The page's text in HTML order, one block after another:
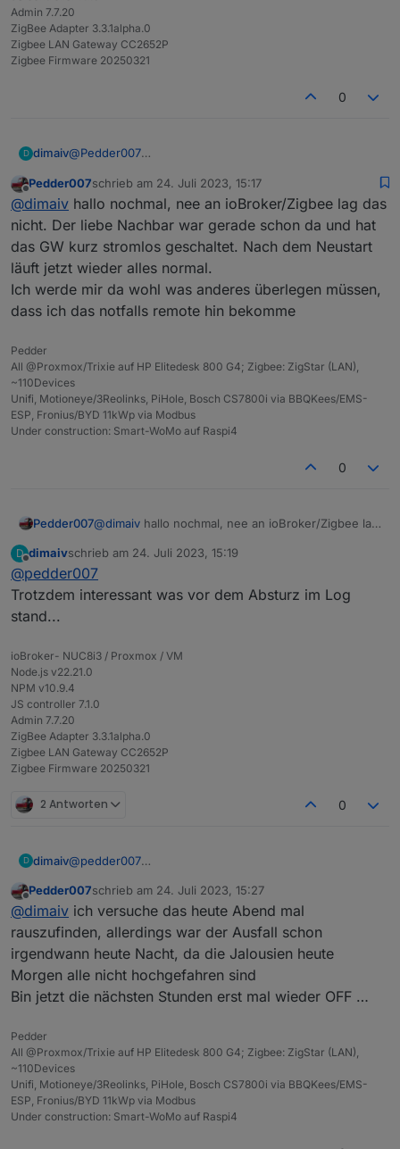
Admin 7.7.20
ZigBee Adapter 3.3.1alpha.0
Zigbee LAN Gateway CC2652P
Zigbee Firmware 20250321
0
D dimaiv@Pedder007
kommst, heißt es hoch wahrscheinlich dass deine
Zigbee Instanz hat sich verabschiedet und nicht das
Gateway.
Ohne Logs vom IoBroker kann man nicht viel
weiterhelfen.
Einfach so Stecker ziehen kann immer zu schweren
Folgen führen !!!
Offline
Pedder007schrieb am 24. Juli 2023, 15:17
zuletzt editiert von
@dimaiv hallo nochmal, nee an ioBroker/Zigbee lag das
nicht. Der liebe Nachbar war gerade schon da und hat
das GW kurz stromlos geschaltet. Nach dem Neustart
läuft jetzt wieder alles normal.
Ich werde mir da wohl was anderes überlegen müssen,
dass ich das notfalls remote hin bekomme
Pedder
All @Proxmox/Trixie auf HP Elitedesk 800 G4; Zigbee: ZigStar (LAN),
~110Devices
Unifi, Motioneye/3Reolinks, PiHole, Bosch CS7800i via BBQKees/EMS-
ESP, Fronius/BYD 11kWp via Modbus
Under construction: Smart-WoMo auf Raspi4
0
Pedder007@dimaiv hallo nochmal, nee an ioBroker/Zigbee lag
und hat das GW kurz stromlos geschaltet. Nach
dem Neustart läuft jetzt wieder alles normal.
Ich werde mir da wohl was anderes überlegen
müssen, dass ich das notfalls remote hin bekomme
D
Offline
dimaivschrieb am 24. Juli 2023, 15:19
zuletzt editiert von
@pedder007
Trotzdem interessant was vor dem Absturz im Log
stand...
ioBroker- NUC8i3 / Proxmox / VM
Node.js v22.21.0
NPM v10.9.4
JS controller 7.1.0
Admin 7.7.20
ZigBee Adapter 3.3.1alpha.0
Zigbee LAN Gateway CC2652P
Zigbee Firmware 20250321
2 Antworten 0
D dimaiv@pedder007
stand...
Offline
Pedder007schrieb am 24. Juli 2023, 15:27
zuletzt editiert von
@dimaiv ich versuche das heute Abend mal
rauszufinden, allerdings war der Ausfall schon
irgendwann heute Nacht, da die Jalousien heute
Morgen alle nicht hochgefahren sind
Bin jetzt die nächsten Stunden erst mal wieder OFF …
Pedder
All @Proxmox/Trixie auf HP Elitedesk 800 G4; Zigbee: ZigStar (LAN),
~110Devices
Unifi, Motioneye/3Reolinks, PiHole, Bosch CS7800i via BBQKees/EMS-
ESP, Fronius/BYD 11kWp via Modbus
Under construction: Smart-WoMo auf Raspi4